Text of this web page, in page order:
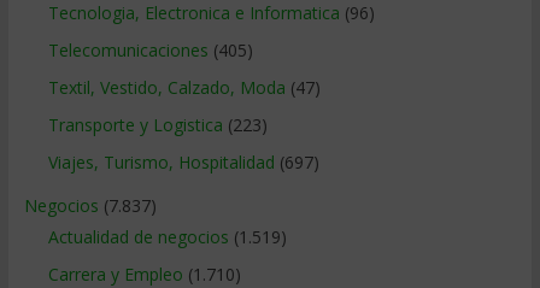
Tecnologia, Electronica e Informatica (96)
Telecomunicaciones (405)
Textil, Vestido, Calzado, Moda (47)
Transporte y Logistica (223)
Viajes, Turismo, Hospitalidad (697)
Negocios (7.837)
Actualidad de negocios (1.519)
Carrera y Empleo (1.710)